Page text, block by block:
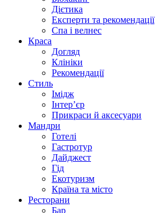
Дієтика
Експерти та рекомендації
Спа i велнес
Краса
Догляд
Клініки
Рекомендації
Стиль
Імідж
Інтер’єр
Прикраси й аксесуари
Мандри
Готелі
Гастротур
Дайджест
Гід
Екотуризм
Країна та місто
Ресторани
Бар